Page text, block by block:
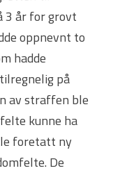
3 år for grovt
oppnevnt to
hadde
på
av straffen ble
kunne ha
foretatt ny
De